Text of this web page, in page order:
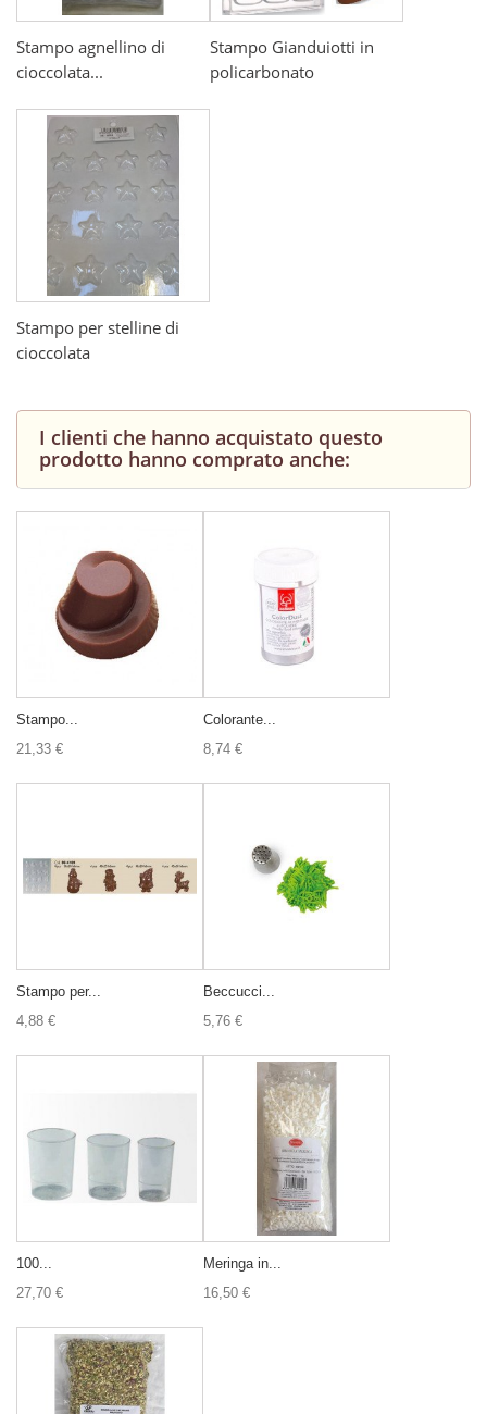
Stampo agnellino di
cioccolata...
Stampo Gianduiotti in
policarbonato
Stampo per stelline di
cioccolata
I clienti che hanno acquistato questo
prodotto hanno comprato anche:
Stampo...
21,33 €
Colorante...
8,74 €
Stampo per...
4,88 €
Beccucci...
5,76 €
100...
27,70 €
Meringa in...
16,50 €